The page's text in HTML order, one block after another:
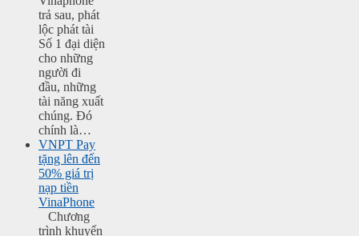
trả sau, phát
lộc phát tài
Số 1 đại diện
cho những
người đi
đầu, những
tài năng xuất
chúng. Đó
chính là…
VNPT Pay
tặng lên đến
50% giá trị
nạp tiền
VinaPhone
Chương
trình khuyến